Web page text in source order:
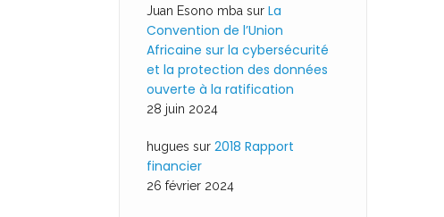
Juan Esono mba sur La
Convention de l’Union
Africaine sur la cybersécurité
et la protection des données
ouverte à la ratification
28 juin 2024
hugues sur 2018 Rapport
financier
26 février 2024